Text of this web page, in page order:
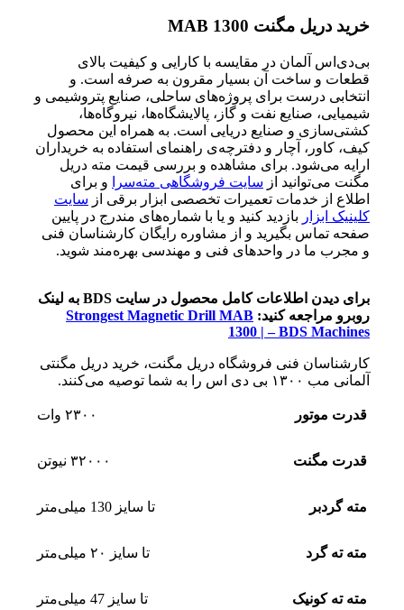
خرید دریل مگنت MAB 1300
بی‌دی‌اس آلمان در مقایسه با کارایی و کیفیت بالای
قطعات و ساخت آن بسیار مقرون به صرفه است. و
انتخابی درست برای پروژه‌های ساحلی، صنایع پتروشیمی و
شیمیایی، صنایع نفت و گاز، پالایشگاه‌ها، نیروگاه‌ها،
کشتی‌سازی و صنایع دریایی است. به همراه این محصول
کیف، کاور، آچار و دفترچه‌ی راهنمای استفاده به خریداران
ارایه می‌شود. برای مشاهده و بررسی قیمت مته دریل
مگنت می‌توانید از سایت فروشگاهی مته‌سرا
و برای
اطلاع از خدمات تعمیرات تخصصی ابزار برقی از سایت
کلینیک ابزار بازدید کنید و یا با شماره‌های مندرج در پایین
صفحه تماس بگیرید و از مشاوره رایگان کارشناسان فنی
و مجرب ما در واحدهای فنی و مهندسی بهره‌مند شوید.
برای دیدن اطلاعات کامل محصول در سایت BDS به لینک
روبرو مراجعه کنید: Strongest Magnetic Drill MAB
1300 | – BDS Machines
کارشناسان فنی فروشگاه دریل مگنت، خرید دریل مگنتی
آلمانی مب ۱۳۰۰ بی دی اس را به شما توصیه می‌کنند.
قدرت موتور ۲۳۰۰ وات
قدرت مگنت ۳۲۰۰۰ نیوتن
مته گردبر تا سایز 130 میلی‌متر
مته ته گرد تا سایز ۲۰ میلی‌متر
مته ته کونیک تا سایز 47 میلی‌متر